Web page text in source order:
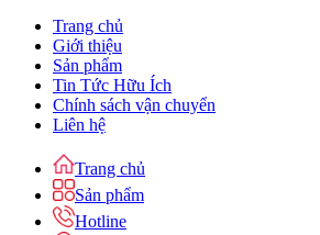
Trang chủ
Giới thiệu
Sản phẩm
Tin Tức Hữu Ích
Chính sách vận chuyển
Liên hệ
Trang chủ
Sản phẩm
Hotline